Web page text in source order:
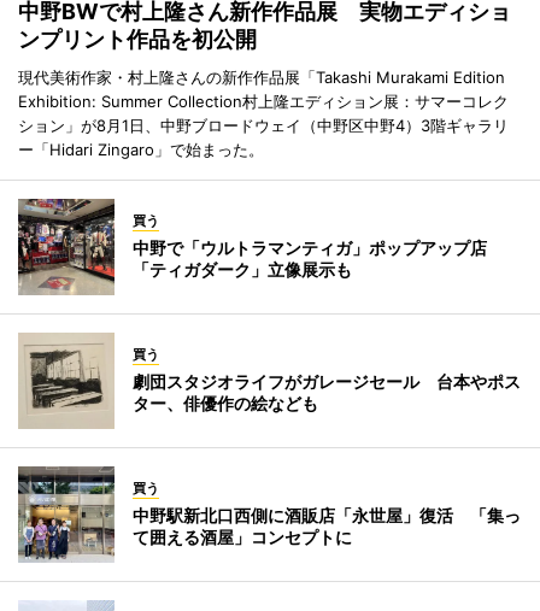
中野BWで村上隆さん新作作品展 実物エディショ
ンプリント作品を初公開
現代美術作家・村上隆さんの新作作品展「Takashi Murakami Edition
Exhibition: Summer Collection村上隆エディション展：サマーコレク
ション」が8月1日、中野ブロードウェイ（中野区中野4）3階ギャラリ
ー「Hidari Zingaro」で始まった。
買う
中野で「ウルトラマンティガ」ポップアップ店
「ティガダーク」立像展示も
買う
劇団スタジオライフがガレージセール 台本やポス
ター、俳優作の絵なども
買う
中野駅新北口西側に酒販店「永世屋」復活 「集っ
て囲える酒屋」コンセプトに